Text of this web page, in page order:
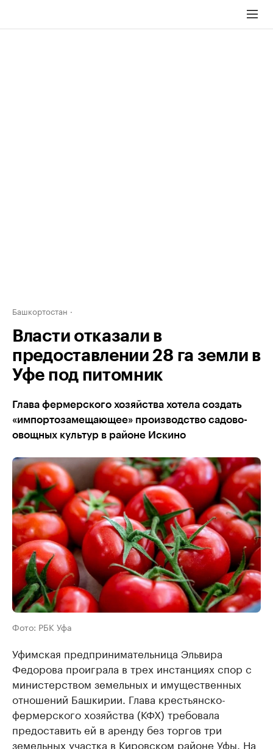
Башкортостан
Власти отказали в
предоставлении 28 га земли в
Уфе под питомник
Глава фермерского хозяйства хотела создать
«импортозамещающее» производство садово-
овощных культур в районе Искино
Фото: РБК Уфа
Уфимская предпринимательница Эльвира
Федорова проиграла в трех инстанциях спор с
министерством земельных и имущественных
отношений Башкирии. Глава крестьянско-
фермерского хозяйства (КФХ) требовала
предоставить ей в аренду без торгов три
земельных участка в Кировском районе Уфы. На